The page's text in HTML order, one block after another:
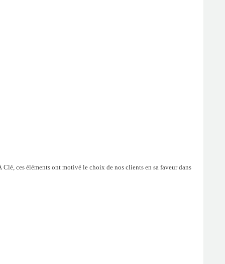
ces éléments ont motivé le choix de nos clients en sa faveur dans